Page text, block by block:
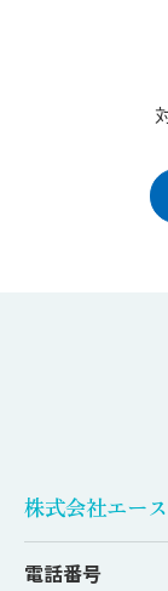
株式会社エー
電話番号